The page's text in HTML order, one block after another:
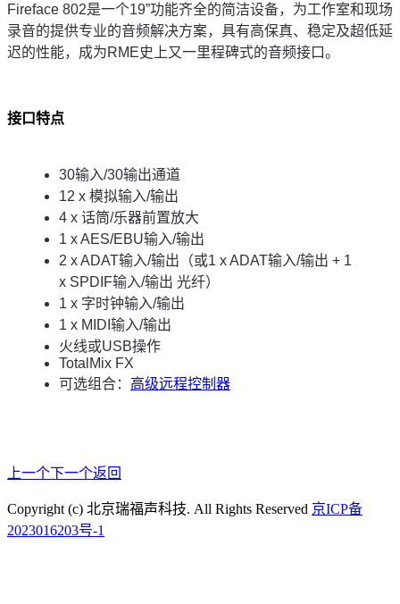
Fireface 802是一个19”功能齐全的简洁设备，为工作室和现场
录音的提供专业的音频解决方案，具有高保真、稳定及超低延
迟的性能，成为RME史上又一里程碑式的音频接口。
接口特点
30输入/30输出通道
12 x 模拟输入/输出
4 x 话筒/乐器前置放大
1 x AES/EBU输入/输出
2 x ADAT输入/输出（或1 x ADAT输入/输出 + 1
x SPDIF输入/输出 光纤）
1 x 字时钟输入/输出
1 x MIDI输入/输出
火线或USB操作
TotalMix FX
可选组合： 高级远程控制器
上一个下一个返回
Copyright (c) 北京瑞福声科技. All Rights Reserved 京ICP备
2023016203号-1